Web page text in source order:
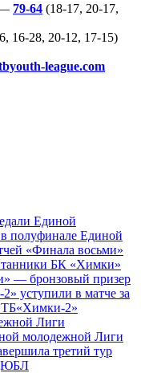
— 79-64 (18-17, 20-17,
16-28, 20-12, 17-15)
league.com
Единой
полуфинале Единой
«Финала восьми»
БК «Химки»
— бронзовый призер
уступили в матче за
«Химки-2»
Лиги
молодежной Лиги
третий тур